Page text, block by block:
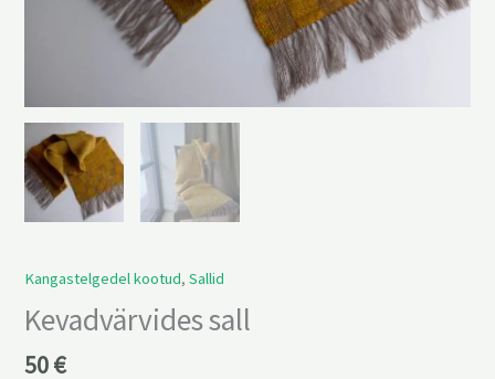
Kangastelgedel kootud,Sallid
Kevadvärvides sall
50€